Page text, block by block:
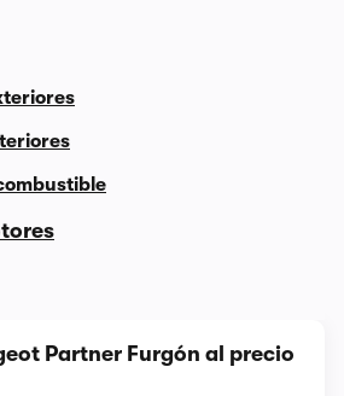
Partner Furgón al precio